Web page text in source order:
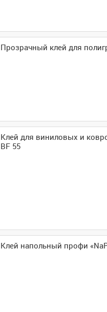
Прозрачный клей для
Клей для виниловых и
BF 55
Клей напольный профи